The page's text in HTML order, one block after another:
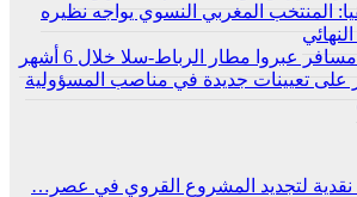
المنتخب المغربي النسوي يواجه نظيره
عبروا مطار الرباط-سلا خلال 6 أشهر
على تعيينات جديدة في مناصب المسؤولية
نقدية لتجديد المشروع القروي في عصر…